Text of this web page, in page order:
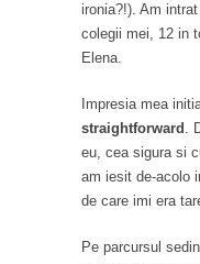
ironia?!). Am
colegii mei, 12 in
Elena.
Impresia mea
straightforward .
eu, cea sigura si
am iesit de-acolo
de care imi era
Pe parcursul